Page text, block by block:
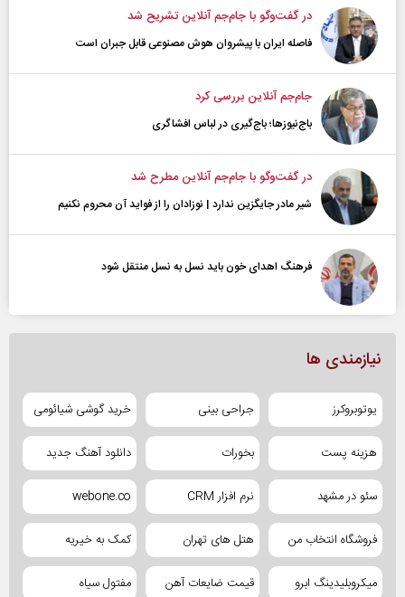
در گفت‌و‌گو با جام‌جم آنلاین تشریح شد
فاصله ایران با پیشرو‌ان هوش مصنوعی قابل جبران است
جام‌جم آنلاین بررسی کرد
باج‌نیوزها؛ باج‌گیری در لباس افشاگری
در گفت‌و‌گو با جام‌جم آنلاین مطرح شد
شیر مادر جایگزین ندارد | نوزادان را از فواید آن محروم نکنیم
فرهنگ اهدای خون باید نسل به نسل منتقل شود
نیازمندی ها
یوتوبروکرز جراحی بینی خرید گوشی شیائومی
هزینه پست بخورات دانلود آهنگ جدید
سئو در مشهد نرم افزار CRM webone.co
فروشگاه انتخاب من هتل های تهران کمک به خیریه
میکروبلیدینگ ابرو قیمت ضایعات آهن مفتول سیاه